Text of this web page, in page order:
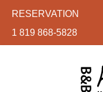
RESERVATION
1 819 868-5828